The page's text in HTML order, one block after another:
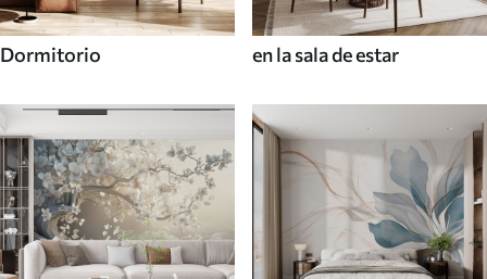
Dormitorio en la sala de estar